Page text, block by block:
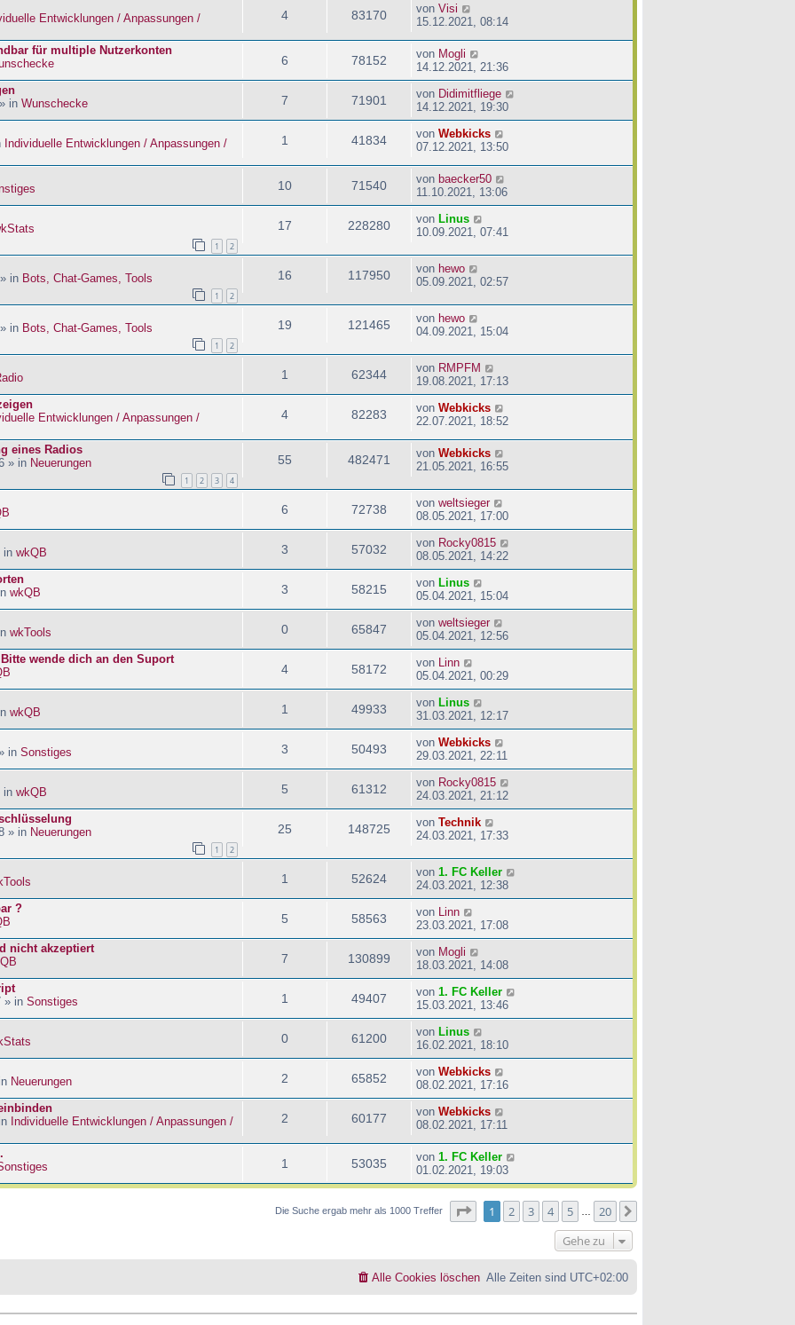
Entwicklungen / Anpassungen /
4 83170 von Visi
15.12.2021, 08:14
für multiple Nutzerkonten
6 78152 von Mogli
14.12.2021, 21:36
in Wunschecke 7 71901 von Didimitfliege
14.12.2021, 19:30
Individuelle Entwicklungen / Anpassungen /
1 41834 von Webkicks
07.12.2021, 13:50
10 71540 von baecker50
11.10.2021, 13:06
1 2
17 228280 von Linus
10.09.2021, 07:41
in Bots, Chat-Games, Tools
1 2
16 117950 von hewo
05.09.2021, 02:57
in Bots, Chat-Games, Tools
1 2
19 121465 von hewo
04.09.2021, 15:04
1 62344 von RMPFM
19.08.2021, 17:13
Entwicklungen / Anpassungen /
4 82283 von Webkicks
22.07.2021, 18:52
eines Radios
» in Neuerungen
1 2 3 4
55 482471 von Webkicks
21.05.2021, 16:55
6 72738 von weltsieger
08.05.2021, 17:00
in wkQB 3 57032 von Rocky0815
08.05.2021, 14:22
wkQB 3 58215 von Linus
05.04.2021, 15:04
wkTools 0 65847 von weltsieger
05.04.2021, 12:56
wende dich an den Suport
4 58172 von Linn
05.04.2021, 00:29
wkQB 1 49933 von Linus
31.03.2021, 12:17
in Sonstiges 3 50493 von Webkicks
29.03.2021, 22:11
in wkQB 5 61312 von Rocky0815
24.03.2021, 21:12
» in Neuerungen
1 2
25 148725 von Technik
24.03.2021, 17:33
1 52624 von 1. FC Keller
24.03.2021, 12:38
?
5 58563 von Linn
23.03.2021, 17:08
nicht akzeptiert
7 130899 von Mogli
18.03.2021, 14:08
» in Sonstiges 1 49407 von 1. FC Keller
15.03.2021, 13:46
0 61200 von Linus
16.02.2021, 18:10
Neuerungen 2 65852 von Webkicks
08.02.2021, 17:16
Individuelle Entwicklungen / Anpassungen /
2 60177 von Webkicks
08.02.2021, 17:11
1 53035 von 1. FC Keller
01.02.2021, 19:03
Die Suche ergab mehr als 1000 Treffer Seite von20
1 2 3 4 5 20
Gehe zu
Alle Zeiten sind UTC+02:00
Alle Cookies löschen